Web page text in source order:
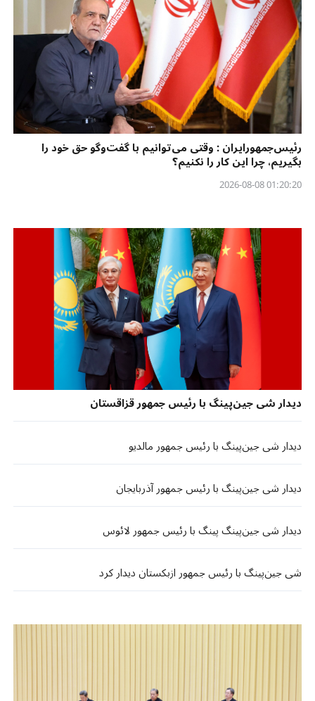
رئیس‌جمهورایران : وقتی می‌توانیم با گفت‌وگو حق خود را
بگیریم، چرا این کار را نکنیم؟
01:20:20 2026-08-08
دیدار شی جین‌پینگ با رئیس جمهور قزاقستان
دیدار شی جین‌پینگ با رئیس جمهور مالدیو
دیدار شی جین‌پینگ با رئیس جمهور آذربایجان
دیدار شی جین‌پینگ پینگ با رئیس جمهور لائوس
شی جین‌پینگ با رئیس جمهور ازبکستان دیدار کرد